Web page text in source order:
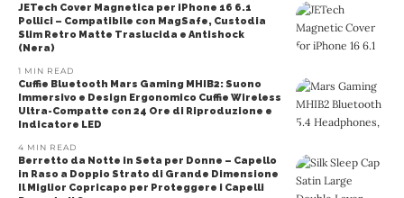
JETech Cover Magnetica per iPhone 16 6.1
Pollici – Compatibile con MagSafe, Custodia
Slim Retro Matte Traslucida e Antishock
(Nera)
1 MIN READ
Cuffie Bluetooth Mars Gaming MHIB2: Suono
Immersivo e Design Ergonomico Cuffie Wireless
Ultra-Compatte con 24 Ore di Riproduzione e
Indicatore LED
4 MIN READ
Berretto da Notte in Seta per Donne – Capello
in Raso a Doppio Strato di Grande Dimensione
Il Miglior Copricapo per Proteggere i Capelli